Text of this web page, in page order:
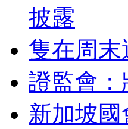
披露
隻在周
證監會
新加坡